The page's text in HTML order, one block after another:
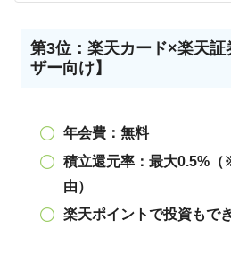
第3位：楽天カード×楽天
ザー向け】
年会費：無料
積立還元率：最大0.5%
由）
楽天ポイントで投資もで